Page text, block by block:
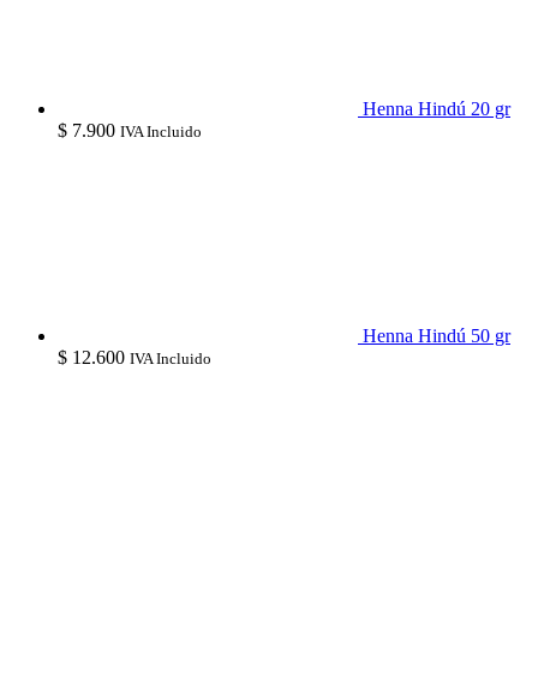
Henna Hindú 20 gr
$ 7.900 IVA Incluido
Henna Hindú 50 gr
$ 12.600 IVA Incluido